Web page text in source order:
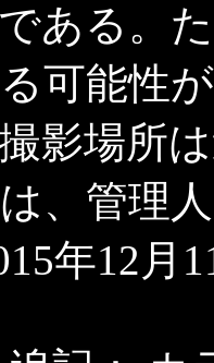
沿線風景 函
を公開
沿線風景 宗
加
廃駅を訪ねて
廃駅を訪ねて
日高線残照
ある。
可能性
撮影場所
、管理
年12月